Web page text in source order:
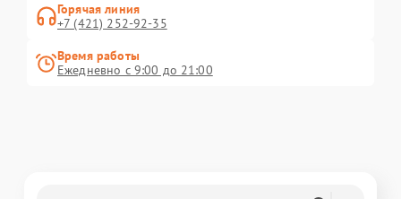
Горячая линия
+7 (421) 252-92-35
Время работы
Ежедневно с 9:00 до 21:00